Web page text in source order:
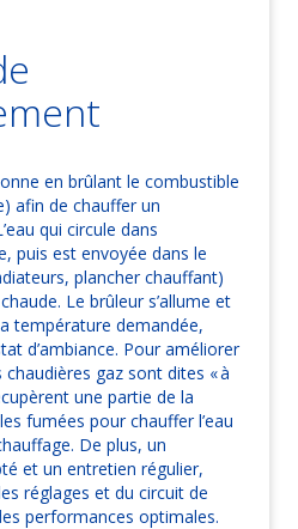
en brûlant le combustible
afin de chauffer un
qui circule dans
puis est envoyée dans le
plancher chauffant)
Le brûleur s’allume et
température demandée,
d’ambiance. Pour améliorer
gaz sont dites « à
une partie de la
fumées pour chauffer l’eau
De plus, un
et un entretien régulier,
réglages et du circuit de
performances optimales.